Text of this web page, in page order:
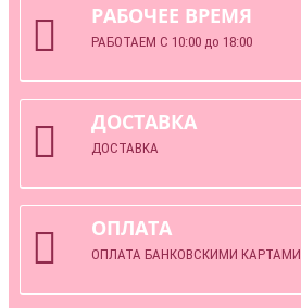
РАБОЧЕЕ ВРЕМЯ
РАБОТАЕМ С 10:00 до 18:00
ДОСТАВКА
ДОСТАВКА
ОПЛАТА
ОПЛАТА БАНКОВСКИМИ КАРТАМИ